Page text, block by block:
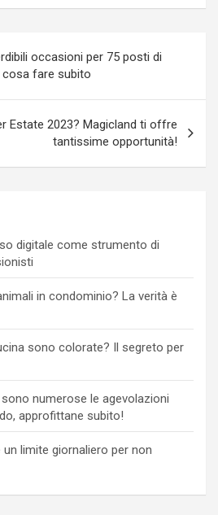
occasioni per 75 posti di
fare subito
Estate 2023? Magicland ti offre
tantissime opportunità!
digitale come strumento di
in condominio? La verità è
sono colorate? Il segreto per
numerose le agevolazioni
approfittane subito!
un limite giornaliero per non